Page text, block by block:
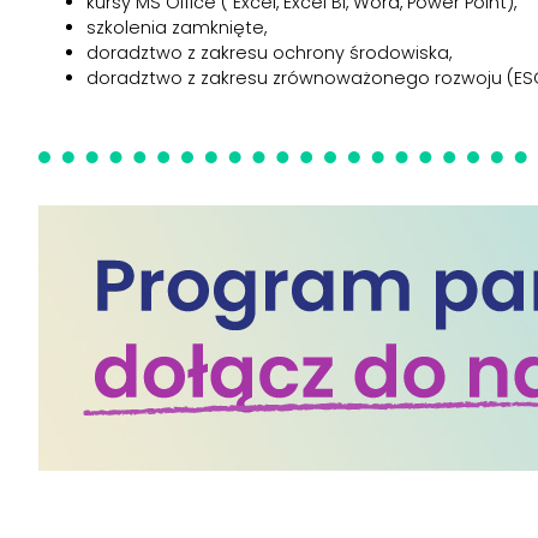
szkolenia zamknięte,
doradztwo z zakresu ochrony środowiska,
doradztwo z zakresu zrównoważonego rozwoju